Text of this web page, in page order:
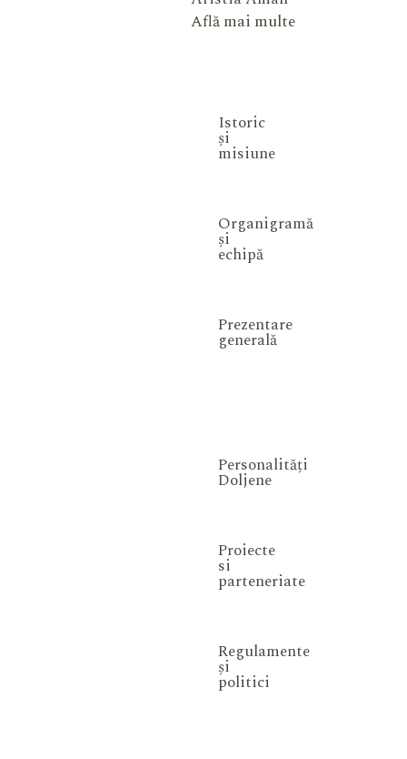
Află mai multe
Istoric
și
misiune
Organigramă
și
echipă
Prezentare
generală
Personalități
Doljene
Proiecte
si
parteneriate
Regulamente
și
politici